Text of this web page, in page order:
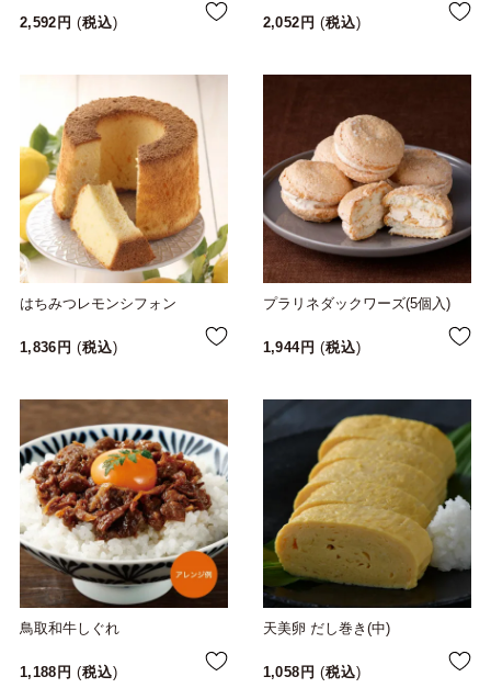
2,592 税込 2,052 税込
はちみつレモンシフォン
1,836 税込
プラリネダックワーズ(5個入)
1,944 税込
鳥取和牛しぐれ
1,188 税込
天美卵 だし巻き(中)
1,058 税込